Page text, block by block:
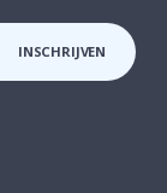
INSCHRIJVEN